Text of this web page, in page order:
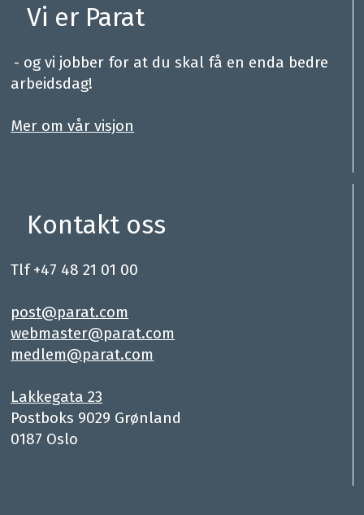
Vi er Parat
- og vi jobber for at du skal få en enda bedre
arbeidsdag!
Mer om vår visjon
Kontakt oss
Tlf +47 48 21 01 00
post@parat.com
webmaster@parat.com
medlem@parat.com
Lakkegata 23
Postboks 9029 Grønland
0187 Oslo